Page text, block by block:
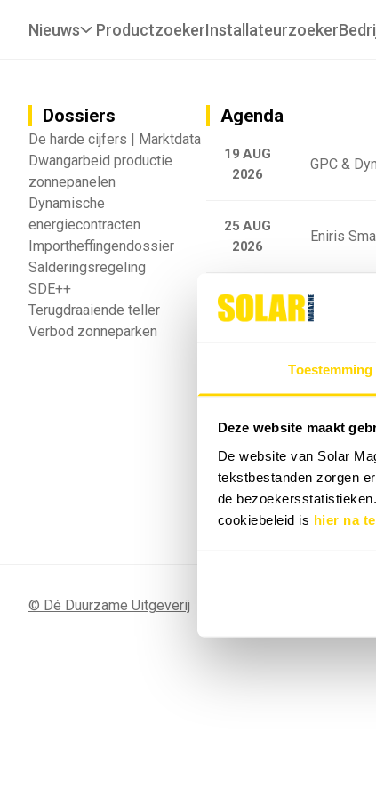
Toestemming
Deze website maakt
De website van Solar
tekstbestanden zorgen
de
cookiebeleid is hier na
Nieuws ProductzoekerInstallateurzoeker
Dossiers
De harde cijfers | Marktdata
Dwangarbeid productie
zonnepanelen
Dynamische
energiecontracten
Importheffingendossier
Salderingsregeling
SDE++
Terugdraaiende teller
Verbod zonneparken
Agenda
19 AUG
2026
GPC &
25 AUG
2026
Eniris
25 AUG
2026
Sigenergy
2026
Webinar:
2026
Sunergy
© Dé Duurzame Uitgeverij